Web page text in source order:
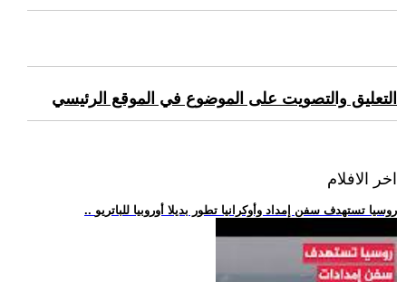
التعليق والتصويت على الموضوع في الموقع الرئيسي
اخر الافلام
.. روسيا تستهدف سفن إمداد وأوكرانيا تطور بديلا أوروبيا للباتريو